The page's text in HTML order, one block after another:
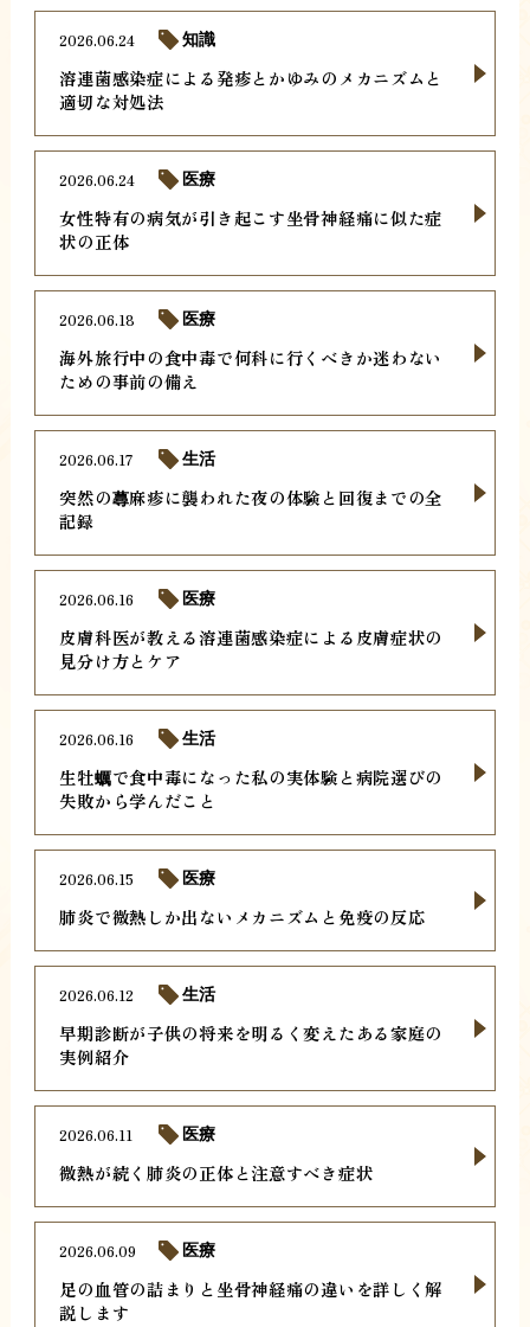
溶連菌感染症による発疹とかゆみのメカニズムと
適切な対処法
2026.06.24 知識
女性特有の病気が引き起こす坐骨神経痛に似た症
状の正体
2026.06.24 医療
海外旅行中の食中毒で何科に行くべきか迷わない
ための事前の備え
2026.06.18 医療
突然の蕁麻疹に襲われた夜の体験と回復までの全
記録
2026.06.17 生活
皮膚科医が教える溶連菌感染症による皮膚症状の
見分け方とケア
2026.06.16 医療
生牡蠣で食中毒になった私の実体験と病院選びの
失敗から学んだこと
2026.06.16 生活
肺炎で微熱しか出ないメカニズムと免疫の反応
2026.06.15 医療
早期診断が子供の将来を明るく変えたある家庭の
実例紹介
2026.06.12 生活
微熱が続く肺炎の正体と注意すべき症状
2026.06.11 医療
足の血管の詰まりと坐骨神経痛の違いを詳しく解
説します
2026.06.09 医療